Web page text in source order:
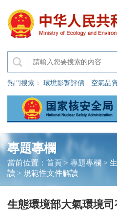
熱門搜索： 環境影響評價 空氣品
專題專欄
當前位置： 首頁> 專題專欄 >
讀> 規範性文件解讀
生態環境部大氣環境